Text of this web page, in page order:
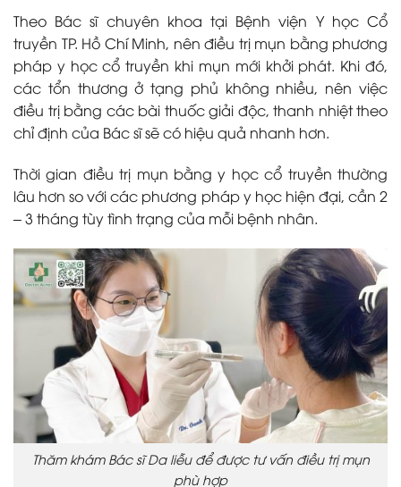
Theo Bác sĩ chuyên khoa tại Bệnh viện Y học Cổ
truyền TP. Hồ Chí Minh, nên điều trị mụn bằng phương
pháp y học cổ truyền khi mụn mới khởi phát. Khi đó,
các tổn thương ở tạng phủ không nhiều, nên việc
điều trị bằng các bài thuốc giải độc, thanh nhiệt theo
chỉ định của Bác sĩ sẽ có hiệu quả nhanh hơn.
Thời gian điều trị mụn bằng y học cổ truyền thường
lâu hơn so với các phương pháp y học hiện đại, cần 2
– 3 tháng tùy tình trạng của mỗi bệnh nhân.
Thăm khám Bác sĩ Da liễu để được tư vấn điều trị mụn
phù hợp